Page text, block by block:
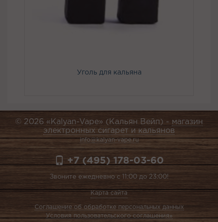
Уголь для кальяна
© 2026 «Kalyan-Vape» (Кальян Вейп) - магазин
электронных сигарет и кальянов
info@kalyan-vape.ru
+7 (495) 178-03-60
Звоните ежедневно с 11:00 до 23:00!
Карта сайта
Соглашение об обработке персональных данных
Условия пользовательского соглашения»